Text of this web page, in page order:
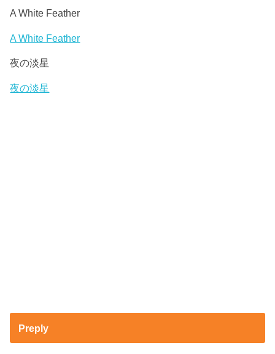
ー
ー
A White Feather
A White Feather
夜の淡星
夜の淡星
Preply